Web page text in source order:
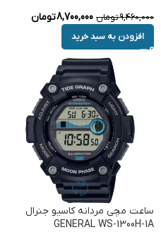
9,460,000تومان 8,700,000تومان
افزودن به سبد خرید
ساعت مچی مردانه کاسیو جنرال
GENERAL WS-1300H-1A